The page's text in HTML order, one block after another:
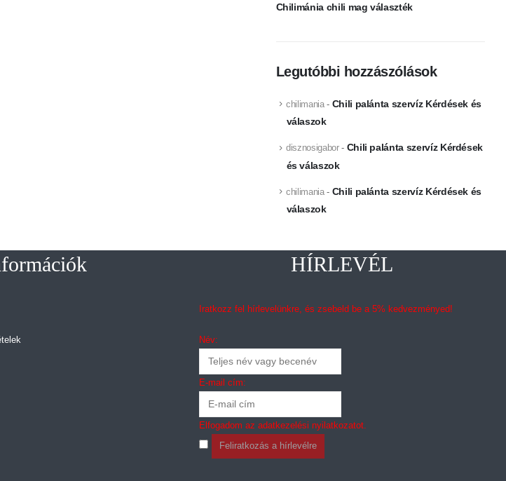
Chilimánia chili mag választék
Legutóbbi hozzászólások
chilimania- Chili palánta szervíz Kérdések és
válaszok
disznosigabor- Chili palánta szervíz Kérdések
és válaszok
chilimania- Chili palánta szervíz Kérdések és
válaszok
HÍRLEVÉL
Iratkozz fel hírlevelünkre, és zsebeld be a 5% kedvezményed!
Név:
E-mail cím:
Elfogadom az adatkezelési nyilatkozatot.
Feliratkozás a hírlevélre